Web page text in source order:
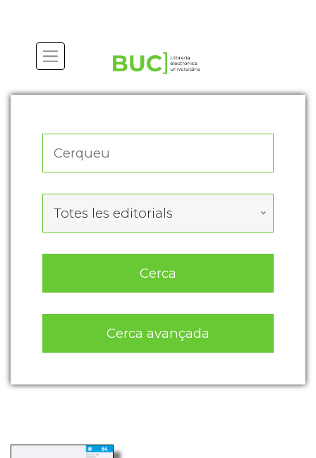
Totes les editorials
Cerca
Cerca avançada